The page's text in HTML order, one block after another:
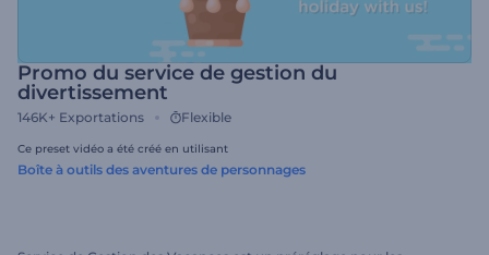
Promo du service de gestion du
divertissement
146K+ Exportations Flexible
Ce preset vidéo a été créé en utilisant
Boîte à outils des aventures de personnages